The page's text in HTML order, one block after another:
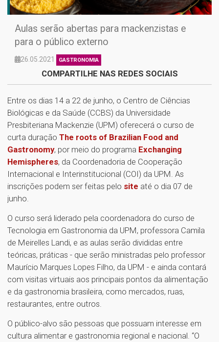
Aulas serão abertas para mackenzistas e
para o público externo
26.05.2021 GASTRONOMIA
COMPARTILHE NAS REDES SOCIAIS
Entre os dias 14 a 22 de junho, o Centro de Ciências
Biológicas e da Saúde (CCBS) da Universidade
Presbiteriana Mackenzie (UPM) oferecerá o curso de
curta duração The roots of Brazilian Food and
Gastronomy, por meio do programa Exchanging
Hemispheres, da Coordenadoria de Cooperação
Internacional e Interinstitucional (COI) da UPM. As
inscrições podem ser feitas pelo site até o dia 07 de
junho.
O curso será liderado pela coordenadora do curso de
Tecnologia em Gastronomia da UPM, professora Camila
de Meirelles Landi, e as aulas serão divididas entre
teóricas, práticas - que serão ministradas pelo professor
Maurício Marques Lopes Filho, da UPM - e ainda contará
com visitas virtuais aos principais pontos da alimentação
e da gastronomia brasileira, como mercados, ruas,
restaurantes, entre outros.
O público-alvo são pessoas que possuam interesse em
cultura alimentar e gastronomia regional e nacional. “O